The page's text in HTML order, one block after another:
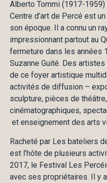
Alberto Tommi (1917-
Centre d’art de Percé est
son époque. Il a connu un
impressionnant partout au
fermeture dans les années
Suzanne Guité. Des
de ce foyer artistique
activités de diffusion –
sculpture, pièces de
cinématographiques,
et enseignement des arts
Racheté par Les bateliers
est l’hôte de plusieurs
2017, le Festival Les
avec ses propriétaires. Il y